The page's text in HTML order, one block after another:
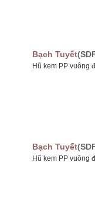
Bạch Tuyết
Hũ kem PP vuông
Bạch Tuyết
Hũ kem PP vuông